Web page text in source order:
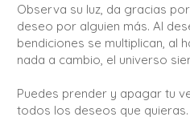
Observa su luz, da gracias
deseo por alguien más. Al
bendiciones se multiplican, al
nada a cambio, el universo
Puedes prender y apagar tu
todos los deseos que quieras.